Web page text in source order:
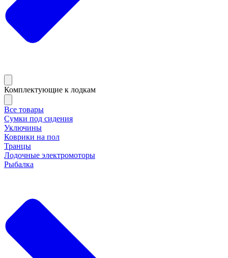
Комплектующие к лодкам
Все товары
Сумки под сидения
Уключины
Коврики на пол
Транцы
Лодочные электромоторы
Рыбалка